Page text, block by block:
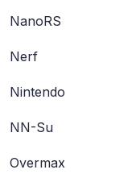
NanoRS
Nerf
Nintendo
NN-Su
Overmax